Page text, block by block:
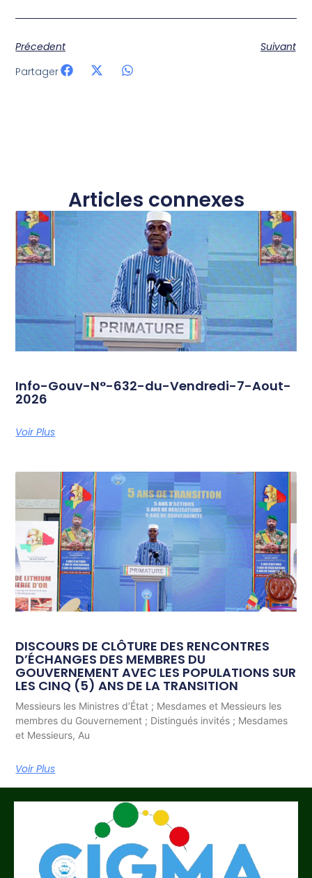
Précedent
Suivant
Partager
Articles connexes
Info-Gouv-N°-632-du-Vendredi-7-Aout-
2026
Voir Plus
DISCOURS DE CLÔTURE DES RENCONTRES
D’ÉCHANGES DES MEMBRES DU
GOUVERNEMENT AVEC LES POPULATIONS SUR
LES CINQ (5) ANS DE LA TRANSITION
Messieurs les Ministres d’État ; Mesdames et Messieurs les
membres du Gouvernement ; Distingués invités ; Mesdames
et Messieurs, Au
Voir Plus